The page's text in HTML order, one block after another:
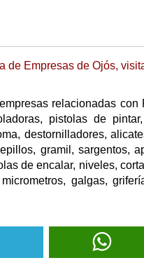
de Empresas de Ojós,
relacionadas
pistolas de
destornilladores,
gramil, sargentos,
de encalar, niveles,
galgas,